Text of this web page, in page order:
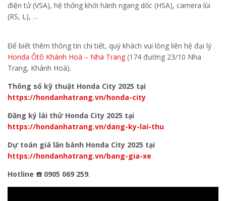
điện tử (VSA), hệ thống khởi hành ngang dốc (HSA), camera lùi
(RS, L), …
Để biết thêm thông tin chi tiết, quý khách vui lòng liên hệ đại lý
Honda Ôtô Khánh Hoà – Nha Trang (174 đường 23/10 Nha
Trang, Khánh Hoà).
Thông số kỹ thuật Honda City 2025 tại
https://hondanhatrang.vn/honda-city
Đăng ký lái thử Honda City 2025 tại
https://hondanhatrang.vn/dang-ky-lai-thu
Dự toán giá lăn bánh Honda City 2025 tại
https://hondanhatrang.vn/bang-gia-xe
Hotline ☎️ 0905 069 259.